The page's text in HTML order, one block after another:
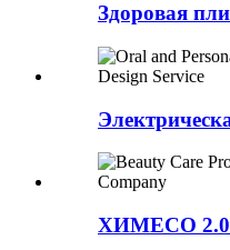
Здоровая
ХИМЕСО 2.0